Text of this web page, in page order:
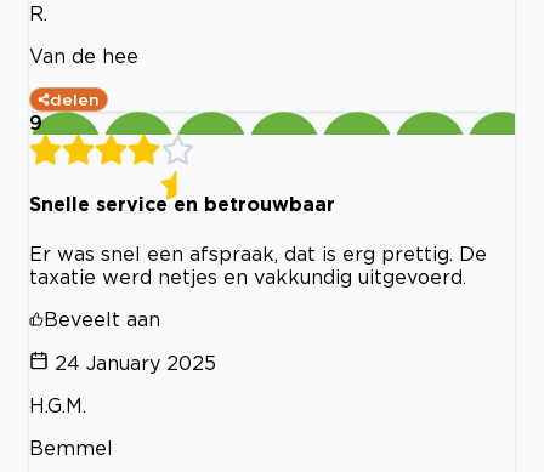
R.
Van de hee
delen
9
Snelle service en betrouwbaar
Er was snel een afspraak, dat is erg prettig. De
taxatie werd netjes en vakkundig uitgevoerd.
Beveelt aan
24 January 2025
H.G.M.
Bemmel